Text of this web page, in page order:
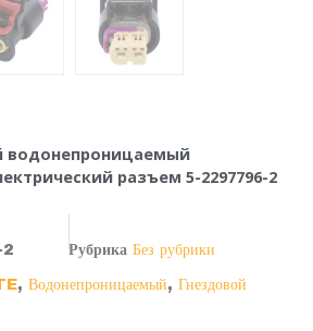
водонепроницаемый
разъем 5-2297796-2
Рубрика Без рубрики
, Водонепроницаемый, Гнездовой